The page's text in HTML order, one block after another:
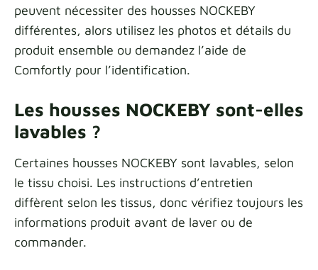
peuvent nécessiter des housses NOCKEBY
différentes, alors utilisez les photos et détails du
produit ensemble ou demandez l’aide de
Comfortly pour l’identification.
Les housses NOCKEBY sont-elles
lavables ?
Certaines housses NOCKEBY sont lavables, selon
le tissu choisi. Les instructions d’entretien
diffèrent selon les tissus, donc vérifiez toujours les
informations produit avant de laver ou de
commander.